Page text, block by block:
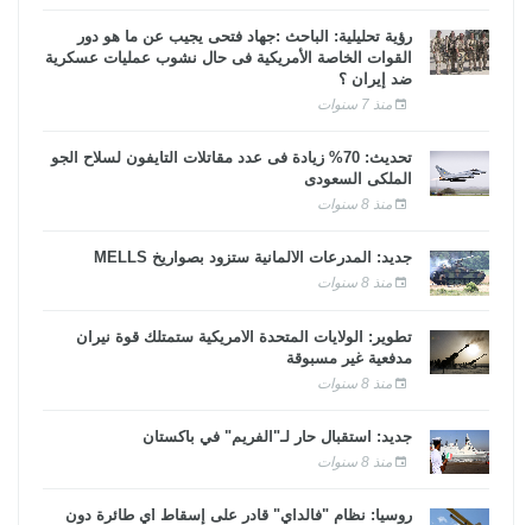
رؤية تحليلية: الباحث :جهاد فتحى يجيب عن ما هو دور
القوات الخاصة الأمريكية فى حال نشوب عمليات عسكرية
ضد إيران ؟
منذ 7 سنوات
تحديث: 70% زيادة فى عدد مقاتلات التايفون لسلاح الجو
الملكى السعودى
منذ 8 سنوات
جديد: المدرعات الألمانية ستزود بصواريخ MELLS
منذ 8 سنوات
تطوير: الولايات المتحدة الأمريكية ستمتلك قوة نيران
مدفعية غير مسبوقة
منذ 8 سنوات
جديد: استقبال حار لـ"الفريم" في باكستان
منذ 8 سنوات
روسيا: نظام "فالداي" قادر على إسقاط أي طائرة دون